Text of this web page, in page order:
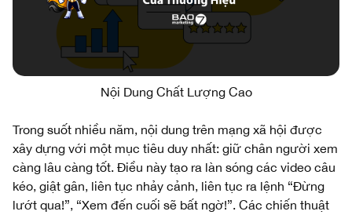
Nội Dung Chất Lượng Cao
Trong suốt nhiều năm, nội dung trên mạng xã hội được
xây dựng với một mục tiêu duy nhất: giữ chân người xem
càng lâu càng tốt. Điều này tạo ra làn sóng các video câu
kéo, giật gân, liên tục nhảy cảnh, liên tục ra lệnh “Đừng
lướt qua!”, “Xem đến cuối sẽ bất ngờ!”. Các chiến thuật